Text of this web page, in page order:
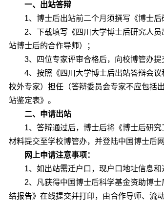
一、出站答辩
1、博士后出站前二个月须撰写《博士
2、下载填写《四川大学博士后研究人
站博士后的合作导师）；
3、四位专家评审合格后，向校博管办
4、按照《四川大学博士后出站答辩会
校外专家）担任（答辩委员会专家不应包括
站鉴定表》。
二、申请出站
1、答辩通过后，博士后将《博士后研
材料提交至学校博管办，并登陆中国博士后
网上申请注意事项：
1、如出站需迁户口，现户口地址信息和
2、凡获得中国博士后科学基金资助博
结报告》在线提交并打印，由合作导师、流